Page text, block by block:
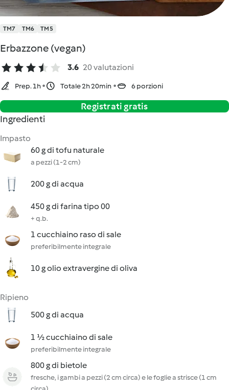
TM7 TM6 TM5
Erbazzone (vegan)
3.6 20 valutazioni
Prep. 1h Totale 2h 20min 6 porzioni
Registrati gratis
Ingredienti
Impasto
60 g di tofu naturale
a pezzi (1-2 cm)
200 g di acqua
450 g di farina tipo 00
+ q.b.
1 cucchiaino raso di sale
preferibilmente integrale
10 g olio extravergine di oliva
Ripieno
500 g di acqua
1 ½ cucchiaino di sale
preferibilmente integrale
800 g di bietole
fresche, i gambi a pezzi (2 cm circa) e le foglie a strisce (1 cm